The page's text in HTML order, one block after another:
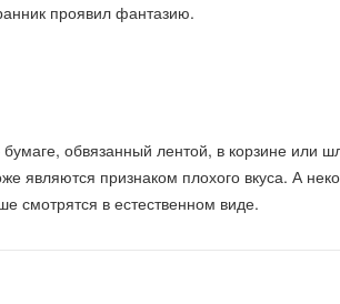
проявил фантазию.
обвязанный лентой, в корзине или
являются признаком плохого вкуса. А
смотрятся в естественном виде.